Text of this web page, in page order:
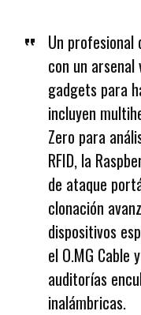
Un
con un
gadgets para
incluyen
Zero para
RFID, la
de ataque
clonación
dispositivos
el O.MG Cable
auditorías
inalámbricas.